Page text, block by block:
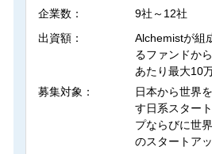
企業数：
9社～12社
出資額：
Alchemistが組
るファンドか
あたり最大10
募集対象：
日本から世界
す日系スター
プならびに世
のスタートア